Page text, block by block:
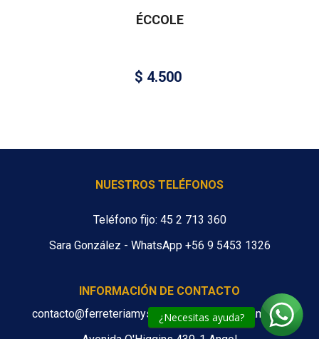
¿Necesitas ayuda?
ÉCCOLE
$ 4.500
NUESTROS TELÉFONOS
Teléfono fijo: 45 2 713 360
Sara González - WhatsApp +56 9 5453 1326
INFORMACIÓN DE CONTACTO
contacto@ferreteriamys.cl ventas@ferreteriamys.cl